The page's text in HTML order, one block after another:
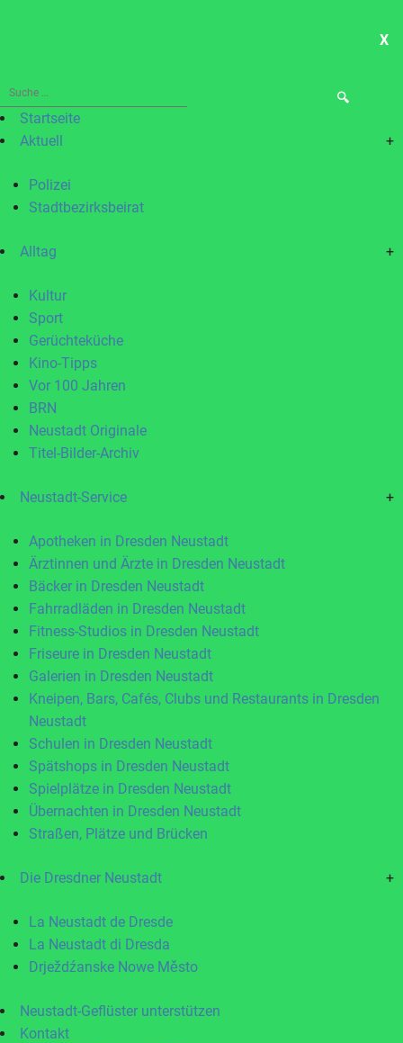
X
Suche
nach:Startseite
Aktuell
+
Polizei
Stadtbezirksbeirat
Alltag +
Kultur
Sport
Gerüchteküche
Kino-Tipps
Vor 100 Jahren
BRN
Neustadt Originale
Titel-Bilder-Archiv
Neustadt-Service +
Apotheken in Dresden Neustadt
Ärztinnen und Ärzte in Dresden Neustadt
Bäcker in Dresden Neustadt
Fahrradläden in Dresden Neustadt
Fitness-Studios in Dresden Neustadt
Friseure in Dresden Neustadt
Galerien in Dresden Neustadt
Kneipen, Bars, Cafés, Clubs und Restaurants in Dresden
Neustadt
Schulen in Dresden Neustadt
Spätshops in Dresden Neustadt
Spielplätze in Dresden Neustadt
Übernachten in Dresden Neustadt
Straßen, Plätze und Brücken
Die Dresdner Neustadt +
La Neustadt de Dresde
La Neustadt di Dresda
Drježdźanske Nowe Město
Neustadt-Geflüster unterstützen
Kontakt